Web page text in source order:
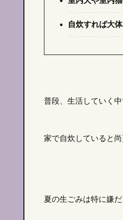
自炊すれば大
普段、生活していく
家で自炊していると尚
夏の生ごみは特に嫌だ